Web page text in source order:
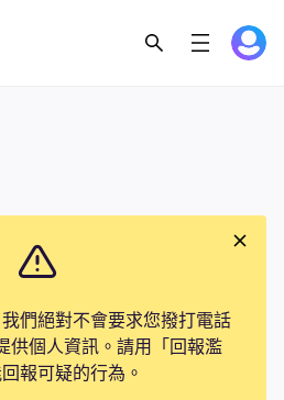
我們絕對不會要求您撥打電話
供個人資訊。請用「回報濫
報可疑的行為。